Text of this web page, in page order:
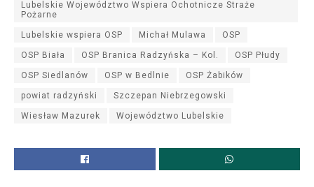
Lubelskie Województwo Wspiera Ochotnicze Straże
Pożarne
Lubelskie wspiera OSP Michał Mulawa OSP
OSP Biała OSP Branica Radzyńska – Kol. OSP Płudy
OSP Siedlanów OSP w Bedlnie OSP Żabików
powiat radzyński Szczepan Niebrzegowski
Wiesław Mazurek Województwo Lubelskie